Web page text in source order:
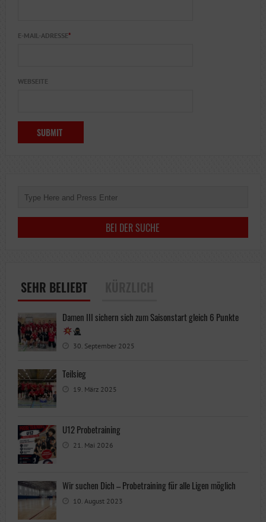
E-MAIL-ADRESSE*
WEBSEITE
SEHR BELIEBT
Damen III sichern sich zum Saisonstart gleich 6 Punkte
30. September 2025
Teilsieg
19. März 2025
U12 Probetraining
21. Mai 2026
Wir suchen Dich – Probetraining für alle Ligen möglich
10. August 2023